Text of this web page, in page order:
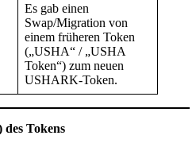
Es gab einen
Swap/Migration von
einem früheren Token
(„USHA“ / „USHA
Token“) zum neuen
USHARK-Token.
Tokens